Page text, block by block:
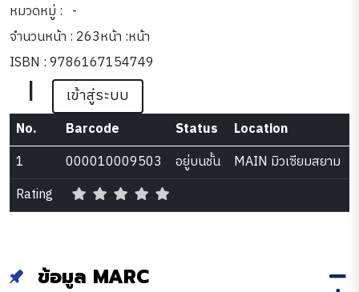
หมวดหมู่ : -
จำนวนหน้า : 263หน้า :หน้า
ISBN : 9786167154749
| เข้าสู่ระบบ
No. Barcode Status
Location
1
000010009503 อยู่บนชั้น
MAIN มิวเซียมสยาม
Rating
ข้อมูล MARC